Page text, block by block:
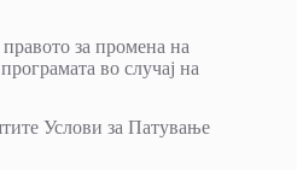
за промена на
во случај на
Услови за Патување